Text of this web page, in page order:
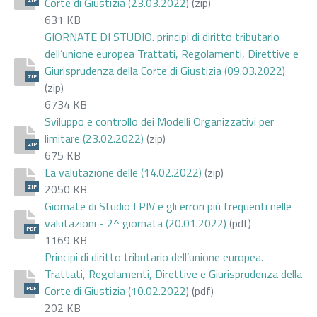
631 KB
ZIP
GIORNATE DI STUDIO. principi di diritto tributario
dell’unione europea Trattati, Regolamenti, Direttive e
Giurisprudenza della Corte di Giustizia (09.03.2022)
(zip)
6734 KB
ZIP
Sviluppo e controllo dei Modelli Organizzativi per
limitare (23.02.2022) (zip)
675 KB
ZIP
La valutazione delle (14.02.2022) (zip)
2050 KB
PDF
Giornate di Studio I PIV e gli errori più frequenti nelle
valutazioni - 2^ giornata (20.01.2022) (pdf)
1169 KB
PDF
Principi di diritto tributario dell’unione europea.
Trattati, Regolamenti, Direttive e Giurisprudenza della
Corte di Giustizia (10.02.2022) (pdf)
202 KB